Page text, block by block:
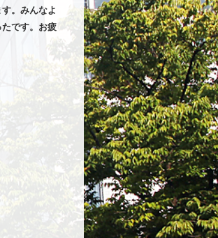
。みんなよ
です。お疲